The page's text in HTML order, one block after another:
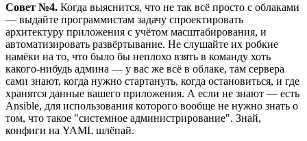
Совет №4. Когда выяснится, что не так всё просто с облаками
— выдайте программистам задачу спроектировать
архитектуру приложения с учётом масштабирования, и
автоматизировать развёртывание. Не слушайте их робкие
намёки на то, что было бы неплохо взять в команду хоть
какого-нибудь админа — у вас же всё в облаке, там сервера
сами знают, когда нужно стартануть, когда остановиться, и где
хранятся данные вашего приложения. А если не знают — есть
Ansible, для использования которого вообще не нужно знать о
том, что такое "системное администрирование". Знай,
конфиги на YAML шлёпай.